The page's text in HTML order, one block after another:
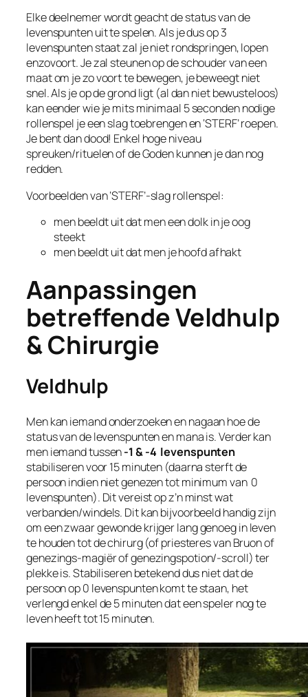
Elke deelnemer wordt geacht de status van de
levenspunten uit te spelen.​ Als je dus op 3
levenspunten staat zal je niet rondspringen, lopen
enzovoort. Je zal steunen op de schouder van een
maat om je zo voort te bewegen, je beweegt niet
snel. Als je op de grond ligt (al dan niet bewusteloos)
kan eender wie je mits minimaal 5 seconden nodige
rollenspel je een slag toebrengen en ‘STERF’ roepen.
Je bent dan dood! Enkel hoge niveau
spreuken/rituelen of de Goden kunnen je dan nog
redden.
Voorbeelden van ‘STERF’-slag rollenspel:
men beeldt uit dat men een dolk in je oog
steekt
men beeldt uit dat men je hoofd afhakt
Aanpassingen
betreffende Veldhulp
& Chirurgie
Veldhulp
Men kan iemand onderzoeken en nagaan hoe de
status van de levenspunten en mana is. Verder kan
men iemand tussen-1 & -4 levenspunten
stabiliseren voor 15 minuten (daarna sterft de
persoon indien niet genezen tot minimum van 0
levenspunten). Dit vereist op z’n minst wat
verbanden/windels. Dit kan bijvoorbeeld handig zijn
om een zwaar gewonde krijger lang genoeg in leven
te houden tot de chirurg (of priesteres van Bruon of
genezings-magiër of genezingspotion/-scroll) ter
plekke is. Stabiliseren betekend dus niet dat de
persoon op 0 levenspunten komt te staan, het
verlengd enkel de 5 minuten dat een speler nog te
leven heeft tot 15 minuten.